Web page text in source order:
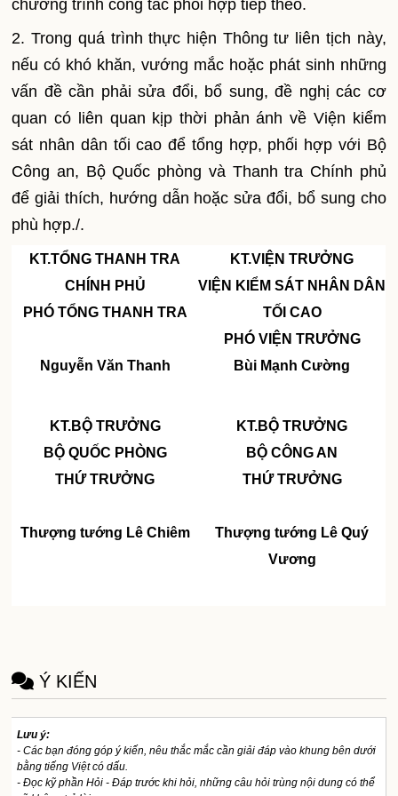
chương trình công tác phối hợp tiếp theo.
2. Trong quá trình thực hiện Thông tư liên tịch này,
nếu có khó khăn, vướng mắc hoặc phát sinh những
vấn đề cần phải sửa đổi, bổ sung, đề nghị các cơ
quan có liên quan kịp thời phản ánh về Viện kiểm
sát nhân dân tối cao để tổng hợp, phối hợp với Bộ
Công an, Bộ Quốc phòng và Thanh tra Chính phủ
để giải thích, hướng dẫn hoặc sửa đổi, bổ sung cho
phù hợp./.
KT.TỔNG THANH TRA
CHÍNH PHỦ
PHÓ TỔNG THANH TRA
Nguyễn Văn Thanh
KT.VIỆN TRƯỞNG
VIỆN KIỂM SÁT NHÂN DÂN
TỐI CAO
PHÓ VIỆN TRƯỞNG
Bùi Mạnh Cường
KT.BỘ TRƯỞNG
BỘ QUỐC PHÒNG
THỨ TRƯỞNG
Thượng tướng Lê Chiêm
KT.BỘ TRƯỞNG
BỘ CÔNG AN
THỨ TRƯỞNG
Thượng tướng Lê Quý
Vương
Ý KIẾN
Lưu ý:
- Các bạn đóng góp ý kiến, nêu thắc mắc cần giải đáp vào khung bên dưới
bằng tiếng Việt có dấu.
- Đọc kỹ phần Hỏi - Đáp trước khi hỏi, những câu hỏi trùng nội dung có thể